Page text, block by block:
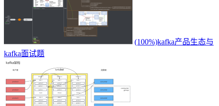
(100%)kafka产品生态与
kafka面试题